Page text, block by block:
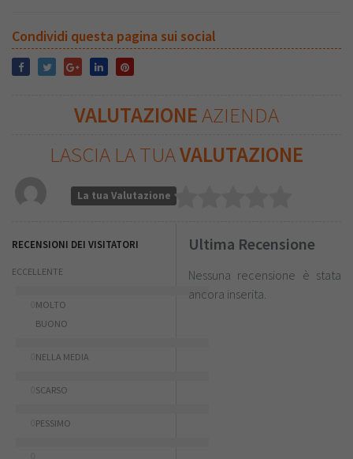
Condividi questa pagina sui social
VALUTAZIONEAZIENDA
LASCIA LA TUAVALUTAZIONE
La tua Valutazione
RECENSIONI DEI VISITATORI
ECCELLENTE
MOLTO
BUONO
NELLA MEDIA
SCARSO
PESSIMO
Ultima Recensione
Nessuna recensione è stata
ancora inserita.